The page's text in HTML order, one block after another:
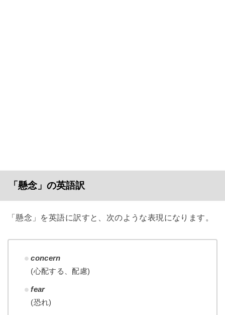
「懸念」の英語訳
「懸念」を英語に訳すと、次のような表現になります。
concern
(心配する、配慮)
fear
(恐れ)